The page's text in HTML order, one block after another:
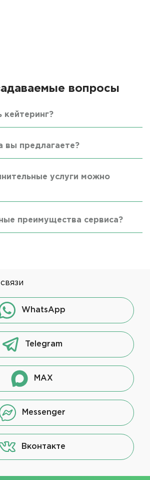
вопросы
кейтеринг?
вы предлагаете?
услуги можно
преимущества сервиса?
WhatsApp
Telegram
MAX
Messenger
Вконтакте